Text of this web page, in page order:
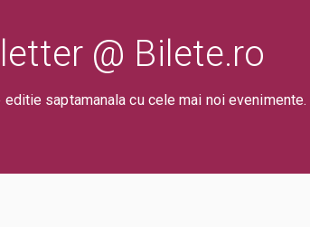
@ Bilete.ro
saptamanala cu cele mai noi evenimente.